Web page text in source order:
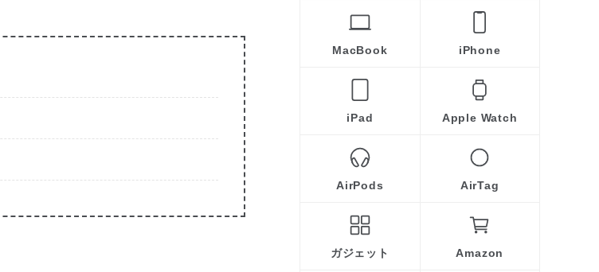
MacBook iPhone
iPad Apple Watch
AirPods AirTag
ガジェット Amazon